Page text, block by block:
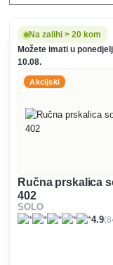
Na zalihi > 20 kom
Možete imati u
10.08.
Akcijski
Ručna prskalica
402
SOLO
4.9